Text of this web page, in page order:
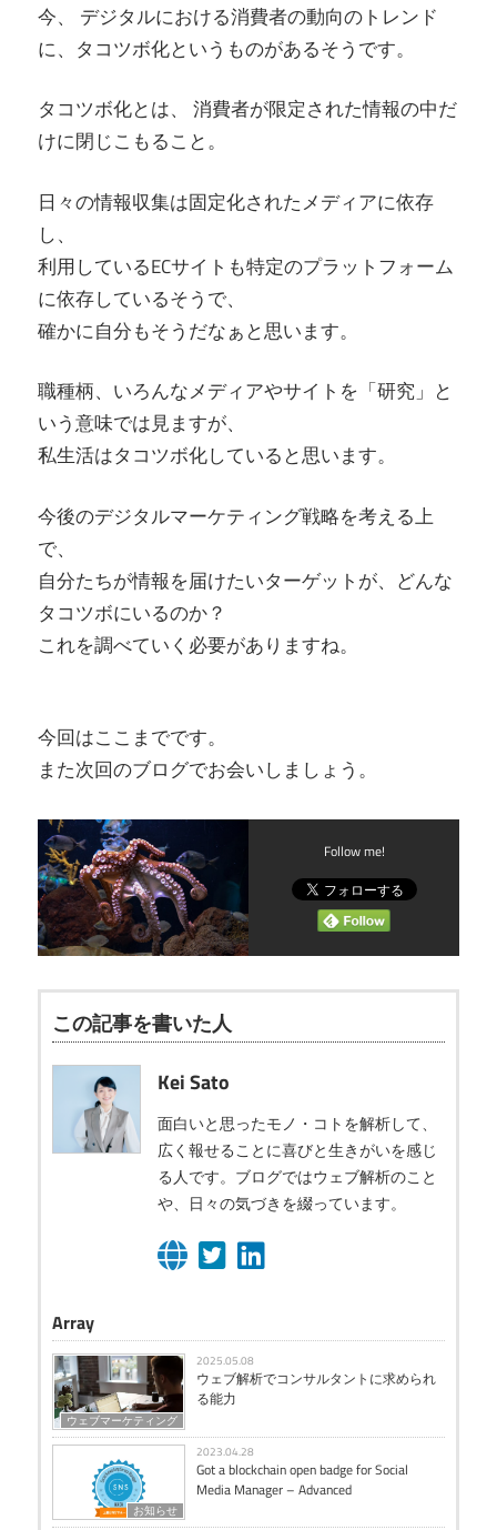
今、 デジタルにおける消費者の動向のトレンド
に、タコツボ化というものがあるそうです。
タコツボ化とは、 消費者が限定された情報の中だ
けに閉じこもること。
日々の情報収集は固定化されたメディアに依存
し、
利用しているECサイトも特定のプラットフォーム
に依存しているそうで、
確かに自分もそうだなぁと思います。
職種柄、いろんなメディアやサイトを「研究」と
いう意味では見ますが、
私生活はタコツボ化していると思います。
今後のデジタルマーケティング戦略を考える上
で、
自分たちが情報を届けたいターゲットが、どんな
タコツボにいるのか？
これを調べていく必要がありますね。
今回はここまでです。
また次回のブログでお会いしましょう。
Follow me!
この記事を書いた人
Kei Sato
面白いと思ったモノ・コトを解析して、
広く報せることに喜びと生きがいを感じ
る人です。ブログではウェブ解析のこと
や、日々の気づきを綴っています。
Array
ウェブマーケティング
2025.05.08
ウェブ解析でコンサルタントに求められ
る能力
お知らせ
2023.04.28
Got a blockchain open badge for Social
Media Manager – Advanced